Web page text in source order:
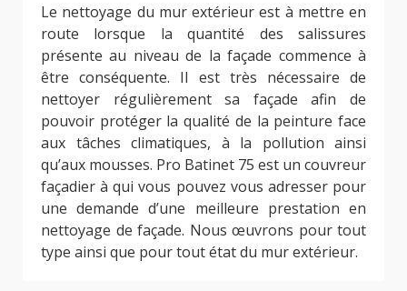
Le nettoyage du mur extérieur est à mettre en
route lorsque la quantité des salissures
présente au niveau de la façade commence à
être conséquente. Il est très nécessaire de
nettoyer régulièrement sa façade afin de
pouvoir protéger la qualité de la peinture face
aux tâches climatiques, à la pollution ainsi
qu’aux mousses. Pro Batinet 75 est un couvreur
façadier à qui vous pouvez vous adresser pour
une demande d’une meilleure prestation en
nettoyage de façade. Nous œuvrons pour tout
type ainsi que pour tout état du mur extérieur.